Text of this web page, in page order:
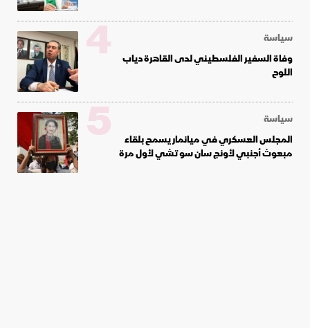
سياسة
وفاة السفير الفلسطيني لدى القاهرة دياب
اللوح
4
سياسة
المجلس العسكري في ميانمار يسمح بلقاء
مبعوث أجنبي لأونج سان سو تشي لأول مرة 5